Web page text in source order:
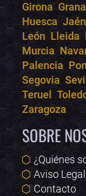
Girona
Huesca Jaén
León Lleida
Murcia
Palencia
Segovia
Teruel
Zaragoza
SOBRE
¿Quiénes
Aviso Legal
Contacto